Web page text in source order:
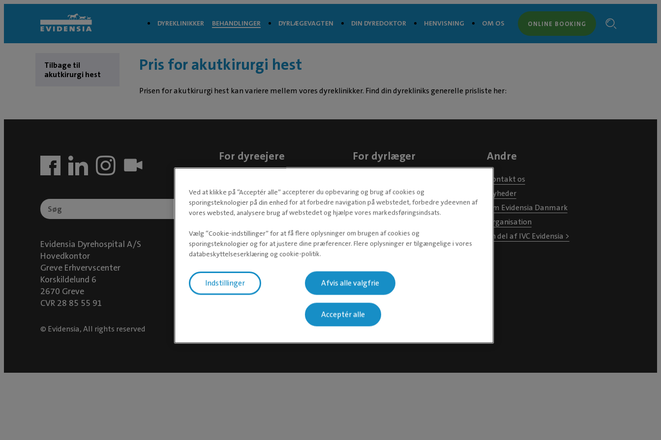
DYREKLINIKKER BEHANDLINGER DYRLÆGEVAGTEN DIN DYREDOKTOR HENVISNING OM OS ONLINE BOOKING
Tilbage til
akutkirurgi hest
Pris for akutkirurgi hest
Prisen for akutkirurgi hest kan variere mellem vores dyreklinikker. Find din dyrekliniks generelle prisliste her:
Evidensia Dyrehospital A/S
Hovedkontor
Greve Erhvervscenter
Korskildelund 6
2670 Greve
CVR 28 85 55 91
For dyreejere
Downloads
Nyhedsbrev
For dyrlæger
Sælg din dyreklinik
Ledige stillinger >
Andre
Kontakt os
Nyheder
Om Evidensia Danmark
Organisation
En del af IVC Evidensia >
© Evidensia, All rights reserved
Ved at klikke på “Acceptér alle” accepterer du opbevaring og brug af cookies og
sporingsteknologier på din enhed for at forbedre navigation på webstedet, forbedre ydeevnen af
vores websted, analysere brug af webstedet og hjælpe vores markedsføringsindsats.
Vælg “Cookie-indstillinger” for at få flere oplysninger om brugen af cookies og
sporingsteknologier og for at justere dine præferencer. Flere oplysninger er tilgængelige i vores
databeskyttelseserklæring og cookie-politik.
Indstillinger Afvis alle valgfrie
Acceptér alle